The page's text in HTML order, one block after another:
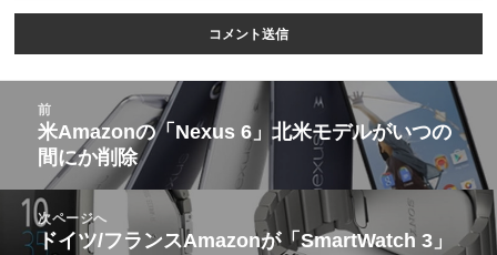
ビ
前
前
の
投
稿:
米Amazonの「Nexus 6」北米モデルがいつの
間にか削除
次ページへ
次
ドイツ/フランスAmazonが「SmartWatch 3」